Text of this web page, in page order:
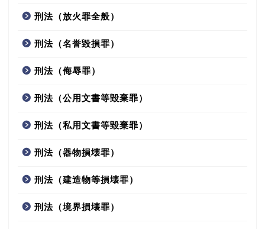
刑法（放火罪全般）
刑法（名誉毀損罪）
刑法（侮辱罪）
刑法（公用文書等毀棄罪）
刑法（私用文書等毀棄罪）
刑法（器物損壊罪）
刑法（建造物等損壊罪）
刑法（境界損壊罪）